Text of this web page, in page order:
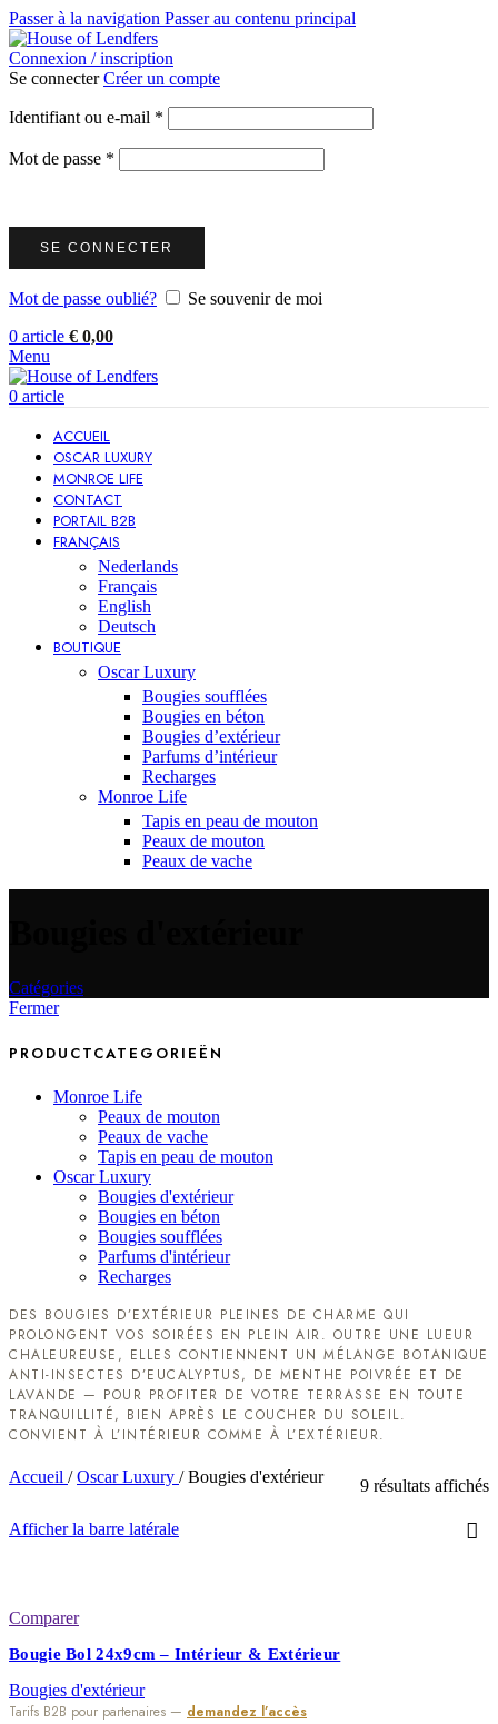
Passer à la navigation Passer au contenu principal
Connexion / inscription
Se connecterCréer un compte
Identifiant ou e-mail *
Mot de passe *
SE CONNECTER
Mot de passe oublié?
Se souvenir de moi
0 article € 0,00
Menu
0 article
ACCUEIL
OSCAR LUXURY
MONROE LIFE
CONTACT
PORTAIL B2B
FRANÇAIS
Nederlands
Français
English
Deutsch
BOUTIQUE
Oscar Luxury
Bougies soufflées
Bougies en béton
Bougies d’extérieur
Parfums d’intérieur
Recharges
Monroe Life
Tapis en peau de mouton
Peaux de mouton
Peaux de vache
Catégories
Fermer
PRODUCTCATEGORIEËN
Monroe Life
Peaux de mouton
Peaux de vache
Tapis en peau de mouton
Oscar Luxury
Bougies d'extérieur
Bougies en béton
Bougies soufflées
Parfums d'intérieur
Recharges
DES BOUGIES D’EXTÉRIEUR PLEINES DE CHARME QUI
PROLONGENT VOS SOIRÉES EN PLEIN AIR. OUTRE UNE LUEUR
CHALEUREUSE, ELLES CONTIENNENT UN MÉLANGE BOTANIQUE
ANTI-INSECTES D’EUCALYPTUS, DE MENTHE POIVRÉE ET DE
LAVANDE — POUR PROFITER DE VOTRE TERRASSE EN TOUTE
TRANQUILLITÉ, BIEN APRÈS LE COUCHER DU SOLEIL.
CONVIENT À L’INTÉRIEUR COMME À L’EXTÉRIEUR.
Accueil / Oscar Luxury / Bougies d'extérieur 9 résultats affichés
Afficher la barre latérale
Comparer
Bougie Bol 24x9cm – Intérieur & Extérieur
Bougies d'extérieur
Tarifs B2B pour partenaires — demandez l’accès